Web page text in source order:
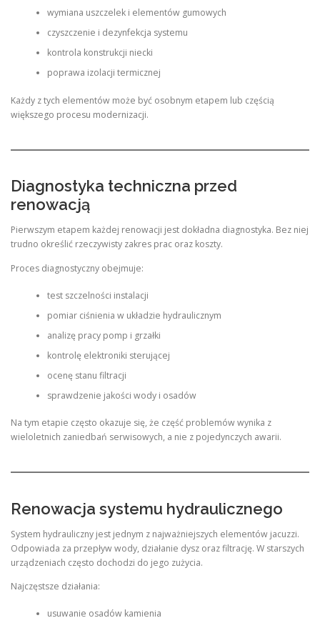
wymiana uszczelek i elementów gumowych
czyszczenie i dezynfekcja systemu
kontrola konstrukcji niecki
poprawa izolacji termicznej
Każdy z tych elementów może być osobnym etapem lub częścią
większego procesu modernizacji.
Diagnostyka techniczna przed
renowacją
Pierwszym etapem każdej renowacji jest dokładna diagnostyka. Bez niej
trudno określić rzeczywisty zakres prac oraz koszty.
Proces diagnostyczny obejmuje:
test szczelności instalacji
pomiar ciśnienia w układzie hydraulicznym
analizę pracy pomp i grzałki
kontrolę elektroniki sterującej
ocenę stanu filtracji
sprawdzenie jakości wody i osadów
Na tym etapie często okazuje się, że część problemów wynika z
wieloletnich zaniedbań serwisowych, a nie z pojedynczych awarii.
Renowacja systemu hydraulicznego
System hydrauliczny jest jednym z najważniejszych elementów jacuzzi.
Odpowiada za przepływ wody, działanie dysz oraz filtrację. W starszych
urządzeniach często dochodzi do jego zużycia.
Najczęstsze działania:
usuwanie osadów kamienia